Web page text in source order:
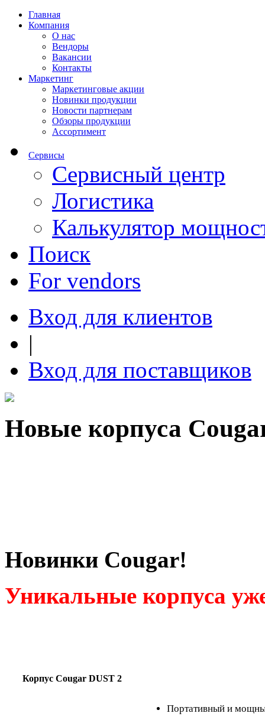
Главная
Компания
О нас
Вендоры
Вакансии
Контакты
Маркетинг
Маркетинговые акции
Новинки продукции
Новости партнерам
Обзоры продукции
Ассортимент
Сервисы
Сервисный центр
Логистика
Калькулятор
Поиск
For vendors
Вход для клиентов
|
Вход для поставщиков
Новые корпуса
Новинки Cougar!
Уникальные корпуса
Корпус Cougar DUST 2
Портативный и